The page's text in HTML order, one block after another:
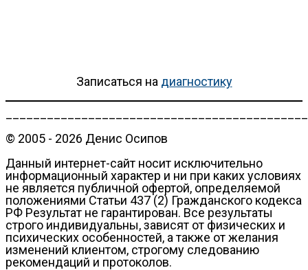
Записаться на диагностику
© 2005 - 2026 Денис Осипов
Данный интернет-сайт носит исключительно
информационный характер и ни при каких условиях
не является публичной офертой, определяемой
положениями Статьи 437 (2) Гражданского кодекса
РФ Результат не гарантирован. Все результаты
строго индивидуальны, зависят от физических и
психических особенностей, а также от желания
изменений клиентом, строгому следованию
рекомендаций и протоколов.